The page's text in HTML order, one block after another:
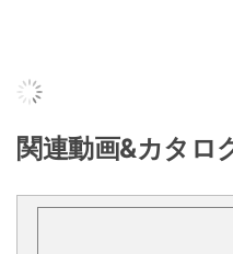
関連動画&カタロ